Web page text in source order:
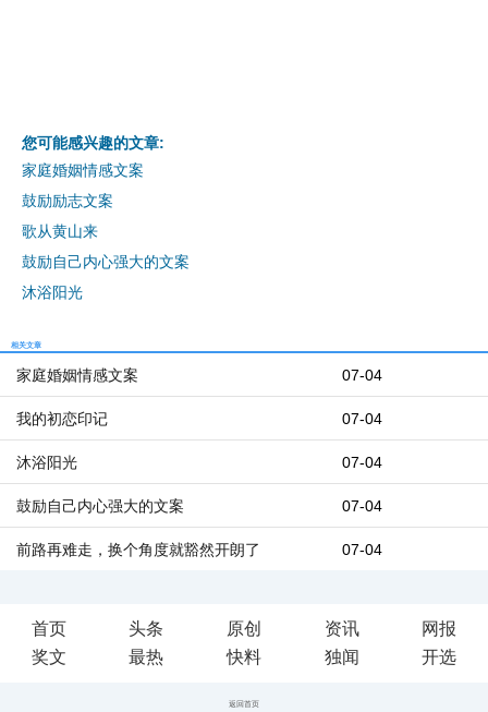
您可能感兴趣的文章:
家庭婚姻情感文案
鼓励励志文案
歌从黄山来
鼓励自己内心强大的文案
沐浴阳光
相关文章
07-04
家庭婚姻情感文案
07-04
我的初恋印记
07-04
沐浴阳光
07-04
鼓励自己内心强大的文案
07-04
前路再难走，换个角度就豁然开朗了
首页 头条 原创 资讯
网报
奖文
最热 快料 独闻 开选
返回首页